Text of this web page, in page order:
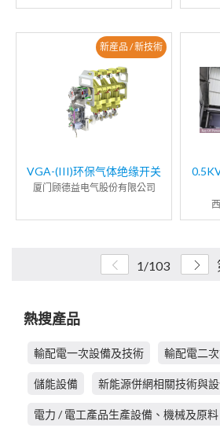
新産品 / 新技術
VGA-(III)环保气体绝缘开关
厦门顾德益电气股份有限公司
1/103
熱搜產品
輸配電一次設備及技術 輸配電二
儲能設備 新能源併網相關技術與
電力 / 電工產品生產設備、機械及原料